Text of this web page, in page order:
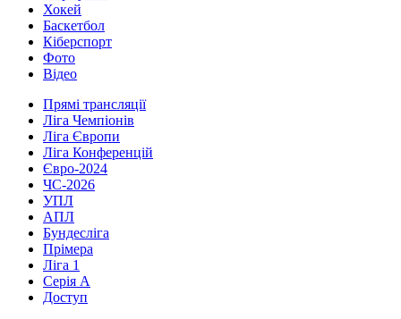
Хокей
Баскетбол
Кіберспорт
Фото
Відео
Прямі трансляції
Ліга Чемпіонів
Ліга Європи
Ліга Конференцій
Євро-2024
ЧС-2026
УПЛ
АПЛ
Бундесліга
Прімера
Ліга 1
Серія А
Доступ